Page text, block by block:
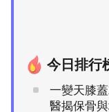
今日排行
一變天膝
醫揭保骨